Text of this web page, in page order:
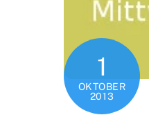
1
OKTOBER
2013